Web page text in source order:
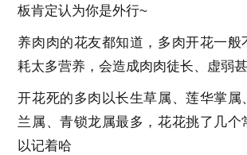
板肯定认为你是外行~
养肉肉的花友都知道，多肉开花一般
耗太多营养，会造成肉肉徒长、虚弱
开花死的多肉以长生草属、莲华掌属
兰属、青锁龙属最多，花花挑了几个
以记着哈